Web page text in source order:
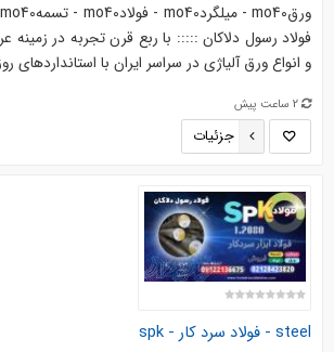
فولاد رسول دلاکان ::::: با ربع قرن تجربه در زمینه
و انواع ورق آلیاژی در سراسر ایران با استانداردهای
2 ساعت پیش
جزئیات
steel - فولاد سرد کار - spk